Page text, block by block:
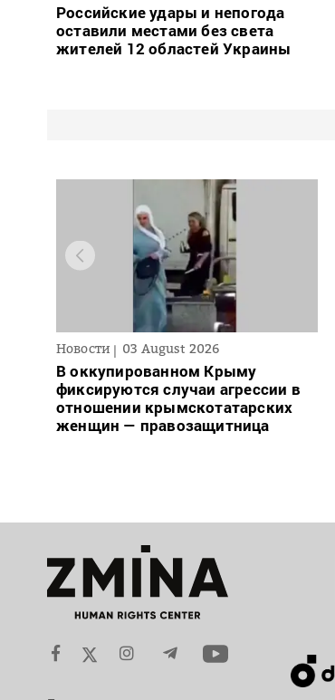
Российские удары и непогода
оставили местами без света
жителей 12 областей Украины
Новости 03 August 2026
В оккупированном Крыму
фиксируются случаи агрессии в
отношении крымскотатарских
женщин — правозащитница